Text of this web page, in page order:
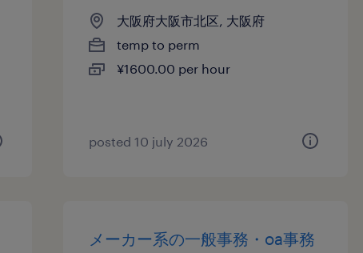
大阪府大阪市北区, 大阪府
temp to perm
¥1600.00 per hour
posted 10 july 2026
メーカー系の一般事務・oa事務